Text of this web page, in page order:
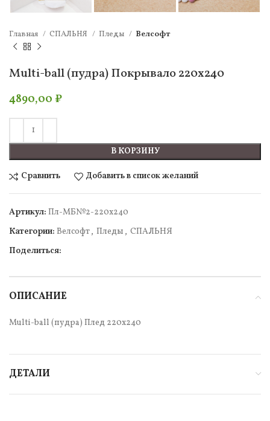
Главная СПАЛЬНЯ Пледы Велсофт
Multi-ball (пудра) Покрывало 220х240
4890,00 ₽
В КОРЗИНУ
Сравнить Добавить в список желаний
Артикул: Пл-МБ№2-220х240
Категории: Велсофт, Пледы , СПАЛЬНЯ
Поделиться:
ОПИСАНИЕ
Multi-ball (пудра) Плед 220х240
ДЕТАЛИ